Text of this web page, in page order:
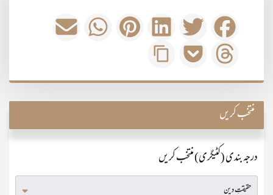
منتخب کریں
درجہ بندی (کٹیگری) منتخب کریں